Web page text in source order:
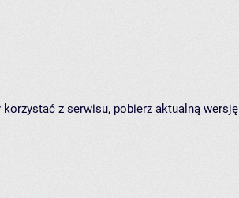
z serwisu, pobierz aktualną wersję